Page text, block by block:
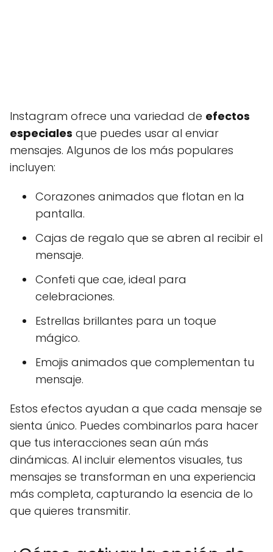
Instagram ofrece una variedad de efectos
especiales que puedes usar al enviar
mensajes. Algunos de los más populares
incluyen:
Corazones animados que flotan en la
pantalla.
Cajas de regalo que se abren al recibir el
mensaje.
Confeti que cae, ideal para
celebraciones.
Estrellas brillantes para un toque
mágico.
Emojis animados que complementan tu
mensaje.
Estos efectos ayudan a que cada mensaje se
sienta único. Puedes combinarlos para hacer
que tus interacciones sean aún más
dinámicas. Al incluir elementos visuales, tus
mensajes se transforman en una experiencia
más completa, capturando la esencia de lo
que quieres transmitir.